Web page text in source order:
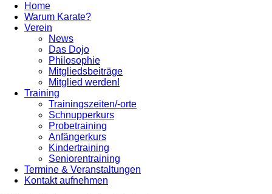
Hauptnavigation
Home
Warum Karate?
Verein
News
Das Dojo
Philosophie
Mitgliedsbeiträge
Mitglied werden!
Training
Trainingszeiten/-orte
Schnupperkurs
Probetraining
Anfängerkurs
Kindertraining
Seniorentraining
Termine & Veranstaltungen
Kontakt aufnehmen